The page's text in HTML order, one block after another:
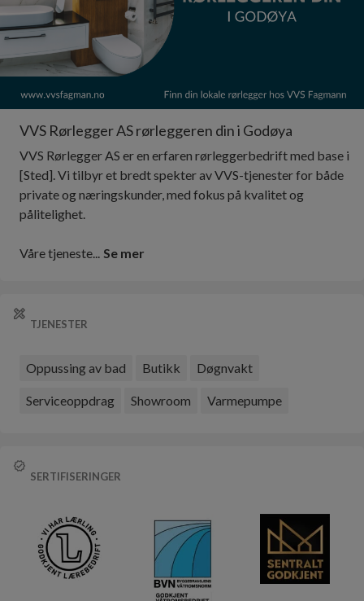
VVS Rørlegger AS rørleggeren din i Godøya
VVS Rørlegger AS er en erfaren rørleggerbedrift med base i
[Sted]. Vi tilbyr et bredt spekter av VVS-tjenester for både
private og næringskunder, med fokus på kvalitet og
pålitelighet.​
Våre tjeneste... Se mer
TJENESTER
Oppussing av bad Butikk Døgnvakt
Serviceoppdrag Showroom Varmepumpe
SERTIFISERINGER